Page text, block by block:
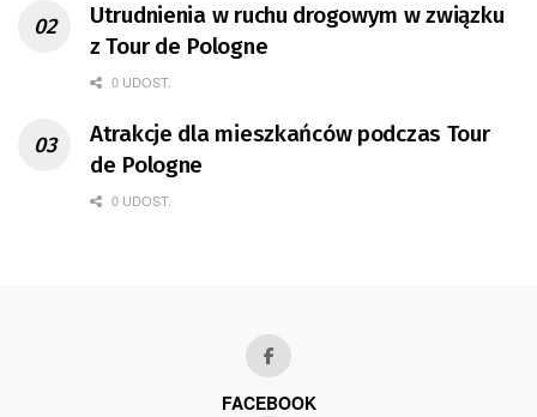
Utrudnienia w ruchu drogowym w związku
z Tour de Pologne
0 UDOST.
Atrakcje dla mieszkańców podczas Tour
de Pologne
0 UDOST.
FACEBOOK